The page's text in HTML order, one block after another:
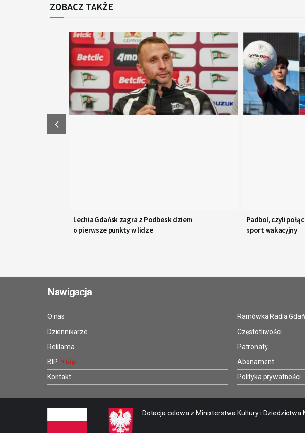
ZOBACZ TAKŻE
Lechia Gdańsk zagra z Podbeskidziem
o pierwsze punkty w lidze
Padbol, czyli
sport wakacyjny
Nawigacja
O nas
Dziennikarze
Reklama
BIP
Kontakt
Ramówka Radia
Częstotliwości
Patronaty
Abonament
Polityka prywatności
Dotacja celowa z Ministerstwa Kultury i